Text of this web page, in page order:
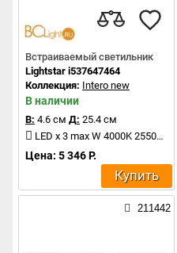
Встраиваемый светильник
Lightstar i537647464
Коллекция: Intero new
В наличии
В: 4.6 см Д: 25.4 см
LED x 3 max W 4000K 2550Lm
Цена: 5 346 Р.
Купить
211442